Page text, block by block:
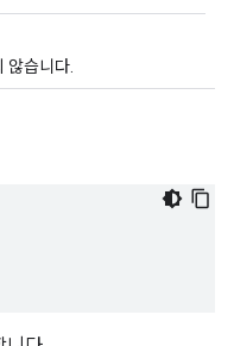
않습니다.